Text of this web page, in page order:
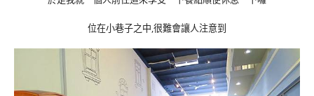
位在小巷子之中,很難會讓人注意到